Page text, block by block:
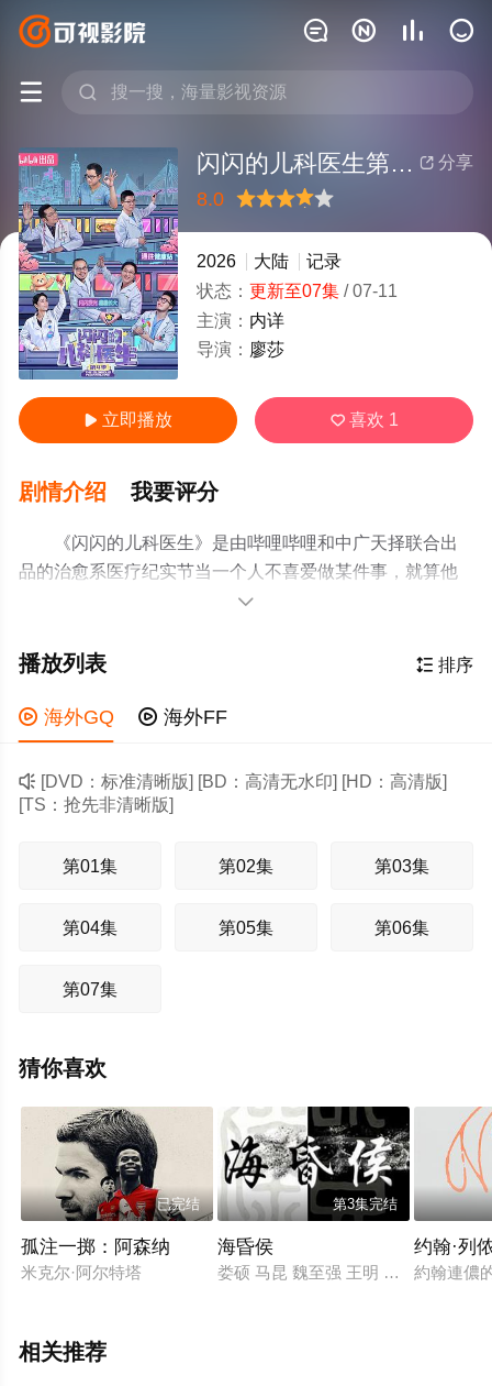
   
 
 分享
闪闪的儿科医生第四季
8.0
很差较差
还行推荐力荐
2026 大陆
记录
状态： 更新至07集/07-11
主演： 内详
导演： 廖莎
 立即播放 喜欢 1
剧情介绍 我要评分
《闪闪的儿科医生》是由哔哩哔哩和中广天择联合出
品的治愈系医疗纪实节当一个人不喜爱做某件事，就算他
才华横溢，也无法发挥；当一个人喜爱上了某件事，他发
不一定是他没有能力，很可能是因为不喜爱。。本季节目
普通人与医院的交集场景，环绕新生儿救治、学习困难、
青少年心理等热点，记录医生救治疑难杂症、医患携手对
抗病魔的动人故事。节目在展现儿科医学硬核突破的同
时，细腻刻画鲜活的医者群像，透过医院这方社会切片折
医患关系。

 排序
播放列表
 海外GQ  海外FF
 [DVD：标准清晰版] [BD：高清无水印] [HD：高清版]
[TS：抢先非清晰版]
第01集 第02集 第03集
第04集 第05集 第06集
第07集
猜你喜欢
已完结
孤注一掷：阿森纳
米克尔·阿尔特塔
第3集完结
海昏侯
娄硕 马昆 魏至强 王明 吴宁
约翰·列
約翰連儂
相关推荐